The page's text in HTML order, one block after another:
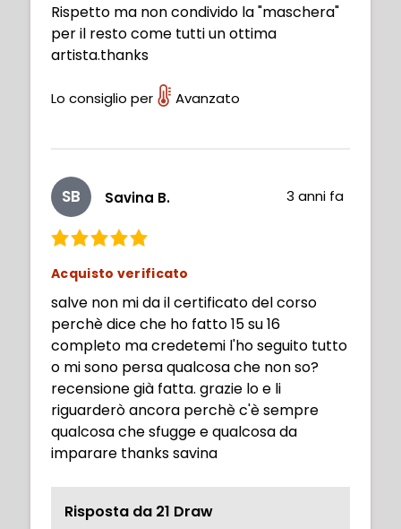
Rispetto ma non condivido la "maschera"
per il resto come tutti un ottima
artista.thanks
Lo consiglio per Avanzato
SB Savina B. 3 anni fa
Acquisto verificato
salve non mi da il certificato del corso
perchè dice che ho fatto 15 su 16
completo ma credetemi l'ho seguito tutto
o mi sono persa qualcosa che non so?
recensione già fatta. grazie lo e li
riguarderò ancora perchè c'è sempre
qualcosa che sfugge e qualcosa da
imparare thanks savina
Risposta da 21 Draw